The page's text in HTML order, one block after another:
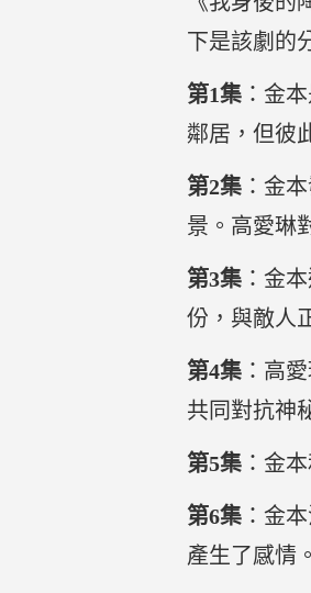
下是該劇的
第1集 ：金
鄰居，但彼
第2集 ：金
景。高愛琳
第3集 ：金
份，與敵人
第4集 ：高
共同對抗神
第5集 ：金
第6集 ：金
產生了感情。